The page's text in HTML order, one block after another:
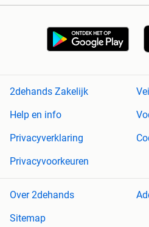
2dehands Zakelijk
Help en info
Privacyverklaring
Privacyvoorkeuren
Over 2dehands
Sitemap